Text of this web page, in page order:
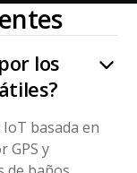
los
basada en
GPS y